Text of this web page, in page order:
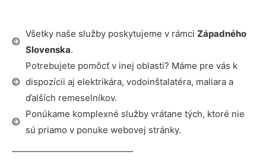
Všetky naše služby poskytujeme v rámci Západného
Slovenska.
Potrebujete pomôcť v inej oblasti? Máme pre vás k
dispozícii aj elektrikára, vodoinštalatéra, maliara a
ďalších remeselníkov.
Ponúkame komplexné služby vrátane tých, ktoré nie
sú priamo v ponuke webovej stránky.